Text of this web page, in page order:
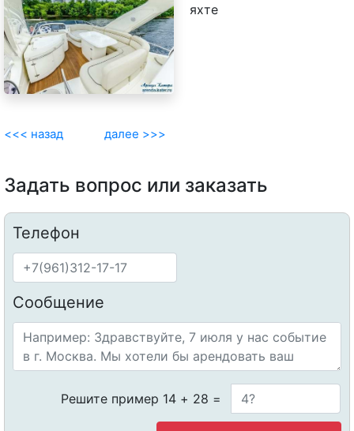
яхте
<<< назад далее >>>
Задать вопрос или заказать
Телефон
Сообщение
Решите пример 14 + 28 =